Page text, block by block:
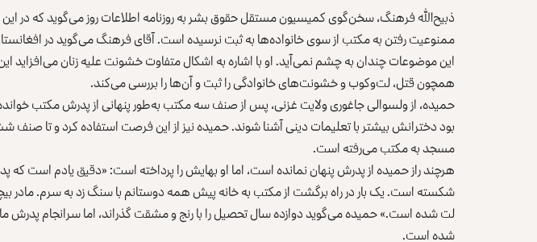
ذبیح‌الله فرهنگ، سخن‌گوی کمیسیون مستقل حقوق بشر به روزنامه اطلاعات روز می‌گوید که در
ممنوعیت رفتن به مکتب از سوی خانواده‌ها به ثبت نرسیده است. آقای فرهنگ می‌گوید در
این موضوعات چندان به چشم نمی‌آید. او با اشاره به اشکال متفاوت خشونت علیه زنان می‌افزاید
همچون قتل، لت‌وکوب و خشونت‌های خانوادگی را ثبت و آن‌ها را بررسی می‌کند.
حمیده، از ولسوالی جاغوری ولایت غزنی، پس از صنف سه مکتب به‌طور پنهانی از پدرش مکتب
بود دخترانش بیشتر با تعلیمات دینی آشنا شوند. حمیده نیز از این فرصت استفاده کرد و تا صنف
مسجد به مکتب می‌رفته است.
هرچند راز حمیده از پدرش پنهان نمانده است، اما او بهایش را پرداخته است: «دقیق یادم است که
شکسته است. یک بار در راه برگشت از مکتب به خانه پیش همه دوستانم با سنگ زد به سرم. مادر
لت شده است.» حمیده می‌گوید دوازده سال تحصیل را با رنج و مشقت گذراند، اما سرانجام پدرش
شده است.